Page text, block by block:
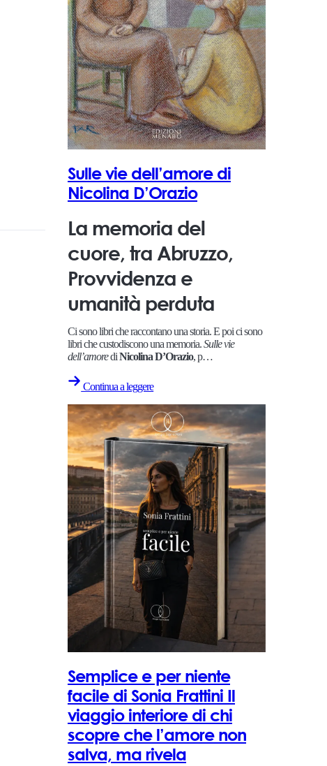
Sulle vie dell’amore di
Nicolina D’Orazio
La memoria del
cuore, tra Abruzzo,
Provvidenza e
umanità perduta
Ci sono libri che raccontano una storia. E poi ci sono
libri che custodiscono una memoria.Sulle vie
dell’amorediNicolina D’Orazio, p…
Continua a leggere
Semplice e per niente
facile di Sonia Frattini Il
viaggio interiore di chi
scopre che l’amore non
salva, ma rivela